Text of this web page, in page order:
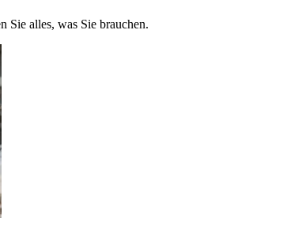
Sie alles, was Sie brauchen.